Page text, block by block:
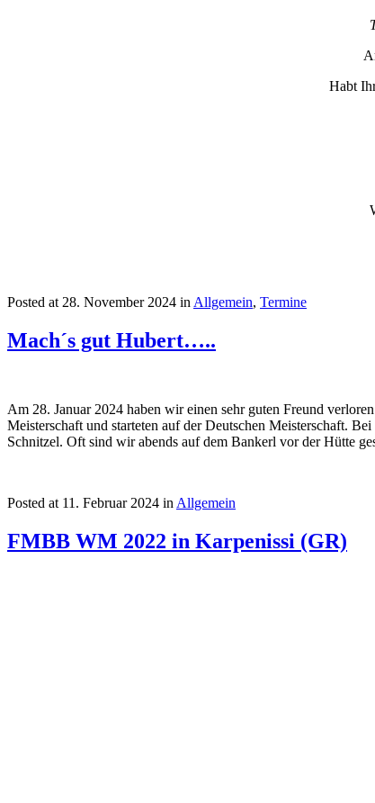
Habt
Posted at 28. November 2024 in Allgemein, Termine
Mach´s gut Hubert…..
Am 28. Januar 2024 haben wir einen sehr guten Freund
Meisterschaft und starteten auf der Deutschen Meisterschaft.
Schnitzel. Oft sind wir abends auf dem Bankerl vor der Hütte
Posted at 11. Februar 2024 in Allgemein
FMBB WM 2022 in Karpenissi (GR)